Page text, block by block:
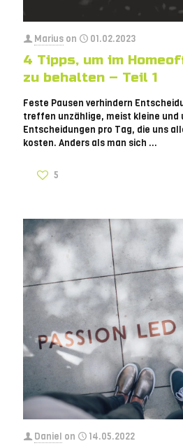
Marius on 01.02.2023
4 Tipps, um im
zu behalten – Teil 1
Feste Pausen verhindern
treffen unzählige, meist kleine und
Entscheidungen pro Tag, die uns
kosten. Anders als man sich ...
5
Daniel on 14.05.2022